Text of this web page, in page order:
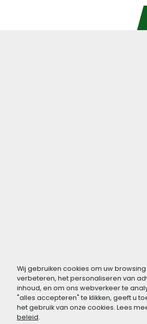
Wij gebruiken cookies om uw
verbeteren, het personaliseren van
inhoud, en om ons webverkeer te
"alles accepteren" te klikken, geeft u
het gebruik van onze cookies. Lees
beleid.